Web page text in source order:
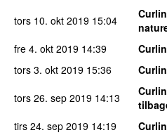
tors 10. okt 2019 15:04
fre 4. okt 2019 14:39
tors 3. okt 2019 15:36
tors 26. sep 2019 14:13
tirs 24. sep 2019 14:19